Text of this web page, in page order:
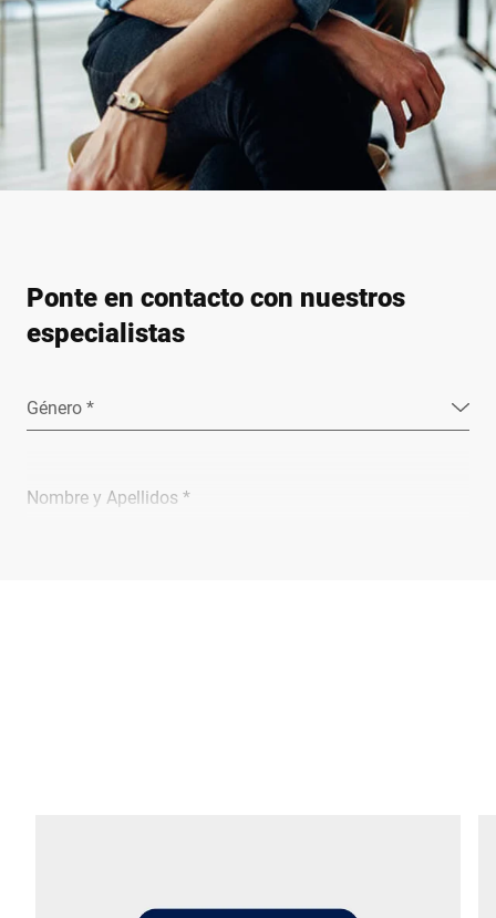
Ponte en contacto con nuestros
especialistas
Género *
Nombre y Apellidos *